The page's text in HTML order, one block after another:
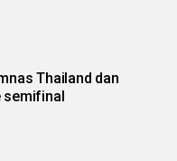
Thailand dan
semifinal